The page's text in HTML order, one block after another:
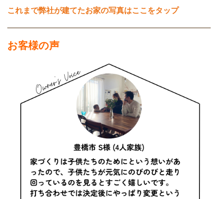
これまで弊社が建てたお家の写真はここをタップ
お客様の声